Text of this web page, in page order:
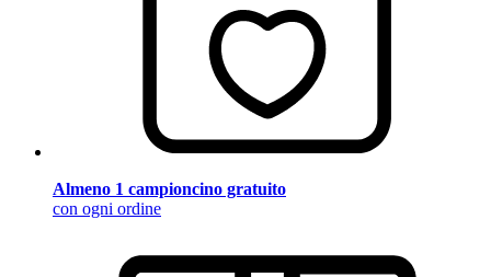
Almeno 1 campioncino gratuito
con ogni ordine